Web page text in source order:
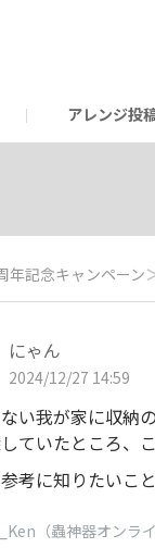
アレンジ投
年記念キャンペーン
にゃん
2024/12/27 14:59
い我が家に収納
ていたところ、
考に知りたいこ
（蟲神器オンラ